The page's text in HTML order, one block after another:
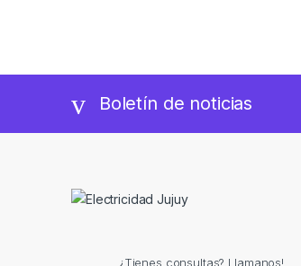
Boletín de noticias
¿Tienes consultas? Llamanos!